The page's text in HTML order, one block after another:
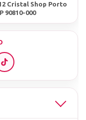
Cristal Shop Porto
90810-000